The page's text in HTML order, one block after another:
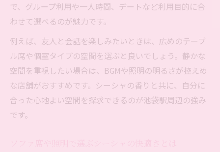
で、グループ利用や一人時間、デートなど利用目的に合
わせて選べるのが魅力です。
例えば、友人と会話を楽しみたいときは、広めのテーブ
ル席や個室タイプの空間を選ぶと良いでしょう。静かな
空間を重視したい場合は、BGMや照明の明るさが控えめ
な店舗がおすすめです。シーシャの香りと共に、自分に
合った心地よい空間を探求できるのが池袋駅周辺の強み
です。